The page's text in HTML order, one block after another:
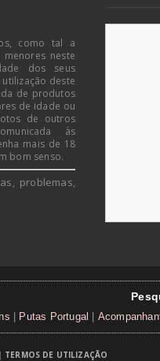
como tal a
neste
dos seus
deste
de produtos
de idade ou
de outros
às
mais de 18
bom senso.
problemas,
Putas Portugal
| TERMOS DE UTILIZAÇÃO